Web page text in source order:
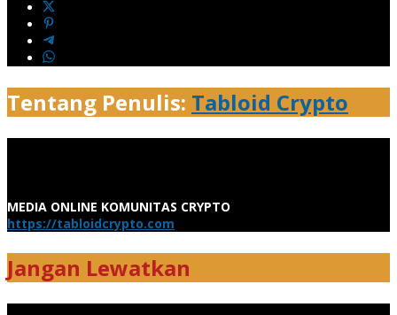
Tentang Penulis: Tabloid Crypto
MEDIA ONLINE KOMUNITAS CRYPTO
https://tabloidcrypto.com
Jangan Lewatkan